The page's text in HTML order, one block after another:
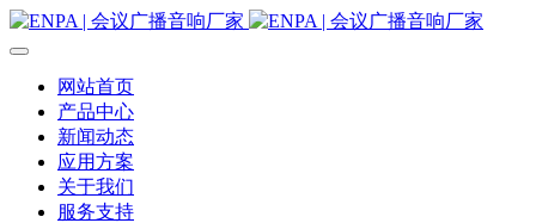
网站首页
产品中心
新闻动态
应用方案
关于我们
服务支持